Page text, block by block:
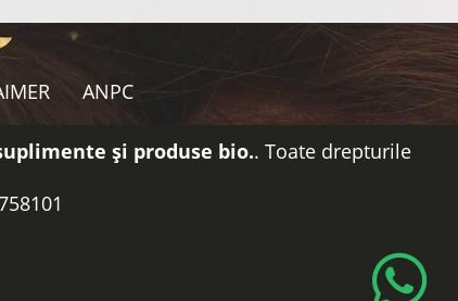
ANPC
și produse bio.. Toate drepturile